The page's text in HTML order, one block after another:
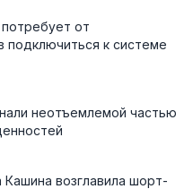
от
подключиться к системе
неотъемлемой частью
Кашина возглавила шорт-